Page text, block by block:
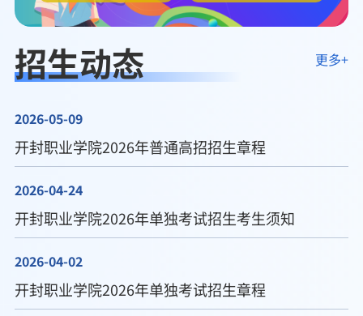
招生动态 更多+
2026-05-09
开封职业学院2026年普通高招招生章程
2026-04-24
开封职业学院2026年单独考试招生考生须知
2026-04-02
开封职业学院2026年单独考试招生章程